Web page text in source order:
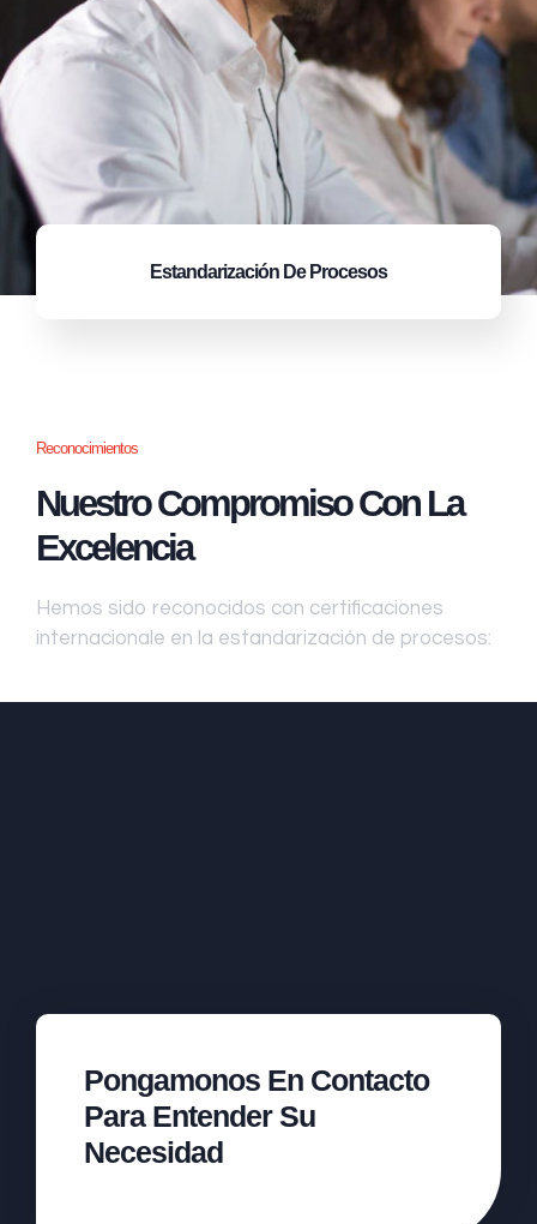
Estandarización De Procesos
Reconocimientos
Nuestro Compromiso Con La
Excelencia
Hemos sido reconocidos con certificaciones
internacionale en la estandarización de procesos:
Pongamonos En Contacto
Para Entender Su
Necesidad